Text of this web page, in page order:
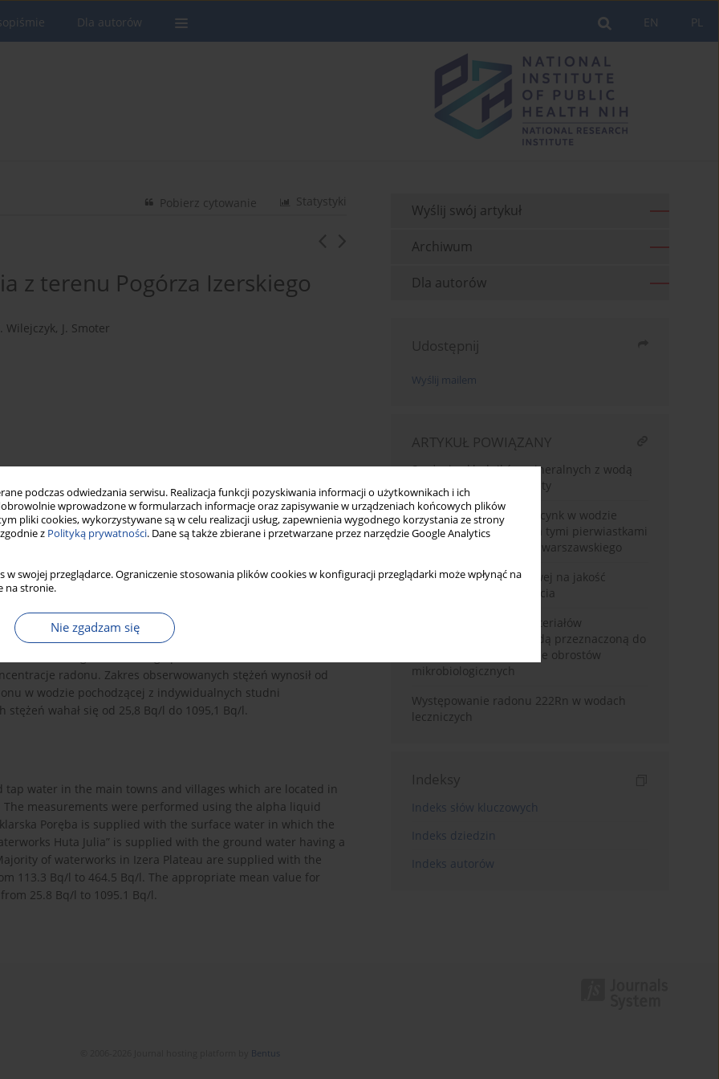
podczas odwiedzania serwisu. Realizacja funkcji pozyskiwania informacji o użytkownikach i ich
wprowadzone w formularzach informacje oraz zapisywanie w urządzeniach końcowych plików
pliki cookies, wykorzystywane są w celu realizacji usług, zapewnienia wygodnego korzystania ze strony
z Polityką prywatności. Dane są także zbierane i przetwarzane przez narzędzie Google Analytics
w swojej przeglądarce. Ograniczenie stosowania plików cookies w konfiguracji przeglądarki może wpłynąć na
na stronie.
Nie zgadzam się
PL
EN
Dla autorów
Statystyki
Pobierz cytowanie
z terenu Pogórza Izerskiego
Wilejczyk, J. Smoter
water pollution
studziennej i wodociągowej głównych miast i
ciekłej scyntylacji cząstek alfa. Prawie całe zaopatrzenie
Stężenie radonu w tych wodach jest niskie i zawiera się w
wód  Huta Julia wykazuje wysokie stężenie radonu, które
na terenie Pogórza Izerskiego pobiera do zasilania
radonu. Zakres obserwowanych stężeń wynosił od
w wodzie pochodzącej z indywidualnych studni
wahał się od 25,8 Bq/l do 1095,1 Bq/l.
tap water in the main towns and villages which are located in
measurements were performed using the alpha liquid
Poręba is supplied with the surface water in which the
Huta Julia” is supplied with the ground water having a
of waterworks in Izera Plateau are supplied with the
113.3 Bq/l to 464.5 Bq/l. The appropriate mean value for
25.8 Bq/l to 1095.1 Bq/l.
Wyślij swój artykuł
Archiwum
Dla autorów
Udostępnij
Wyślij mailem
ARTYKUŁ POWIĄZANY
Spożycie składników mineralnych z wodą
pitną przez młode kobiety
Wapń, magnez, żelazo i cynk w wodzie
pitnej a stan odżywienia tymi pierwiastkami
osób starszych z rejonu warszawskiego
Wpływ sieci wodociągowej na jakość
sensoryczną wody do picia
Badania podatności materiałów
kontaktujących się z wodą przeznaczoną do
spożycia na powstawanie obrostów
mikrobiologicznych
Występowanie radonu 222Rn w wodach
leczniczych
Indeksy
Indeks słów kluczowych
Indeks dziedzin
Indeks autorów
Bentus